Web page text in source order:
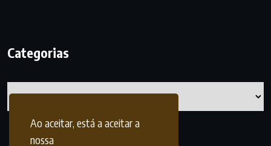
Ao aceitar, está a aceitar a
nossa
Categorias